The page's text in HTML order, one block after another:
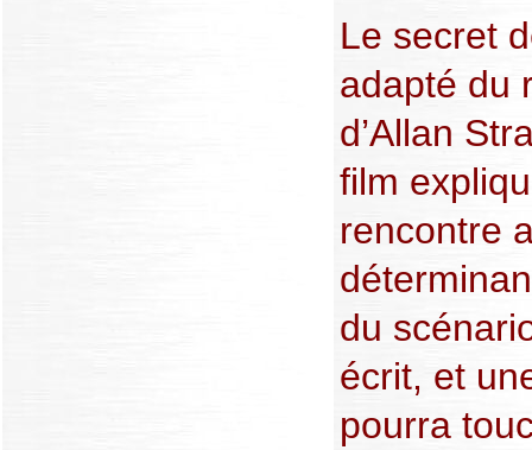
Le secret
adapté du
d’Allan
film
rencontre
du
écrit, et
pourra